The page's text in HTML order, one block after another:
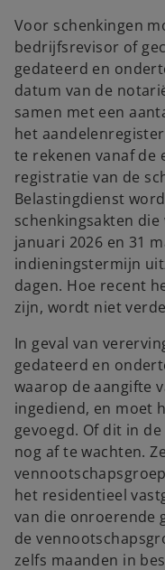
Voor schenkingen
bedrijfsrevisor of
gedateerd en
datum van de
samen met een
het
te rekenen vanaf de
registratie van de
Belastingdienst
schenkingsakten
januari 2026 en 31
indieningstermijn
dagen. Hoe recent
zijn, wordt niet
In geval van
gedateerd en
waarop de aangifte
ingediend, en moet
gevoegd. Of dit in
nog af te wachten.
het residentieel
van die onroerende
de
zelfs maanden in